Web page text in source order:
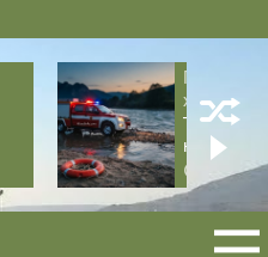
хроніка
Трагедія
купання